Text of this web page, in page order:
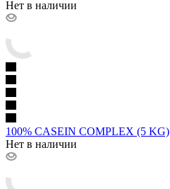
Нет в наличии
100% CASEIN COMPLEX (5 KG)
Нет в наличии